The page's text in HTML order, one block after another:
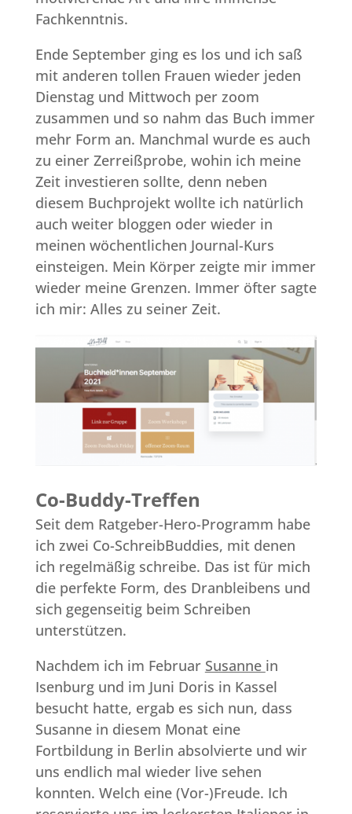
Fachkenntnis.
Ende September ging es los und ich saß
mit anderen tollen Frauen wieder jeden
Dienstag und Mittwoch per zoom
zusammen und so nahm das Buch immer
mehr Form an. Manchmal wurde es auch
zu einer Zerreißprobe, wohin ich meine
Zeit investieren sollte, denn neben
diesem Buchprojekt wollte ich natürlich
auch weiter bloggen oder wieder in
meinen wöchentlichen Journal-Kurs
einsteigen. Mein Körper zeigte mir immer
wieder meine Grenzen. Immer öfter sagte
ich mir: Alles zu seiner Zeit.
Co-Buddy-Treffen
Seit dem Ratgeber-Hero-Programm habe
ich zwei Co-SchreibBuddies, mit denen
ich regelmäßig schreibe. Das ist für mich
die perfekte Form, des Dranbleibens und
sich gegenseitig beim Schreiben
unterstützen.
Nachdem ich im Februar Susanne in
Isenburg und im Juni Doris in Kassel
besucht hatte, ergab es sich nun, dass
Susanne in diesem Monat eine
Fortbildung in Berlin absolvierte und wir
uns endlich mal wieder live sehen
konnten. Welch eine (Vor-)Freude. Ich